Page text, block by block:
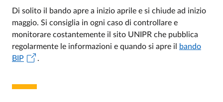
Di solito il bando apre a inizio aprile e si chiude ad inizio
maggio. Si consiglia in ogni caso di controllare e
monitorare costantemente il sito UNIPR che pubblica
regolarmente le informazioni e quando si apre il
bando
BIP
.